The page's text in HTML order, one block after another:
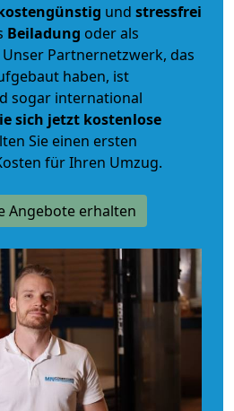
und stressfrei
Beiladung oder als
Unser Partnernetzwerk, das
haben, ist
sogar international
sich jetzt kostenlose
Sie einen ersten
für Ihren Umzug.
Angebote erhalten